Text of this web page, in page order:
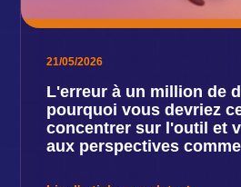
21/05/2026
L'erreur à un million de
pourquoi vous devriez
concentrer sur l'outil et
aux perspectives